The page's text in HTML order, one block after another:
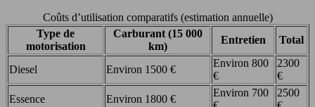
Coûts d’utilisation comparatifs (estimation annuelle)
Type de
motorisation
Carburant (15 000
km)
Entretien Total
Diesel Environ 1500 €
Environ 800
€
2300
€
Essence
Environ 1800 €
Environ 700
2500